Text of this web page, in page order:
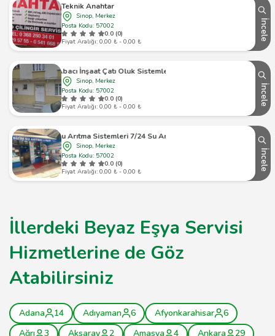
Teknik Anahtar
Sinop, Merkez
Posta Kodu: 57002
0.0 (0)
Fiyat Aralığı: 0,00 ₺ - 0,00 ₺
İncele
Abacı İnşaat Çatı Oluk Sistemleri
Sinop, Merkez
Posta Kodu: 57002
0.0 (0)
Fiyat Aralığı: 0,00 ₺ - 0,00 ₺
İncele
Bizim Su Arıtma Sistemleri 7/24 Su Arıtma Servisi
Sinop, Merkez
Posta Kodu: 57002
0.0 (0)
Fiyat Aralığı: 0,00 ₺ - 0,00 ₺
İncele
İllerdeki Beyaz Eşya Servisi
Hizmetlerine de Göz
Atabilirsiniz
Adana 14 Adıyaman 6 Afyonkarahisar
6
Ağrı
3 Aksaray 2 Amasya 4 Ankara 29